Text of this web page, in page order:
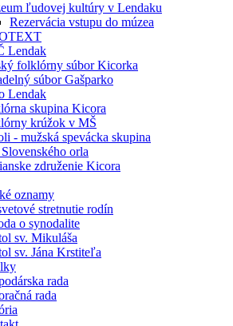
ľudovej kultúry v Lendaku
Rezervácia vstupu do múzea
Lendak
folklórny súbor Kicorka
súbor Gašparko
Lendak
skupina Kicora
krúžok v MŠ
- mužská spevácka skupina
orla
združenie Kicora
oznamy
stretnutie rodín
o synodalite
sv. Mikuláša
sv. Jána Krstiteľa
rada
rada